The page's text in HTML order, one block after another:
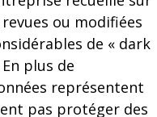
ou modifiées
de « dark
plus de
représentent
pas protéger des